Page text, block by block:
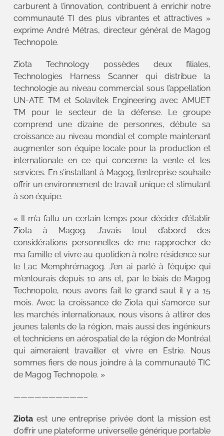
carburent à l’innovation, contribuent à enrichir notre
communauté TI des plus vibrantes et attractives »
exprime André Métras, directeur général de Magog
Technopole.
Ziota Technology possèdes deux filiales,
Technologies Harness Scanner qui distribue la
technologie au niveau commercial sous l’appellation
UN-ATE TM et Solavitek Engineering avec AMUET
TM pour le secteur de la défense. Le groupe
comprend une dizaine de personnes, débute sa
croissance au niveau mondial et compte maintenant
augmenter son équipe locale pour la production et
internationale en ce qui concerne la vente et les
services. En s’installant à Magog, l’entreprise souhaite
offrir un environnement de travail unique et stimulant
à son équipe.
« Il m’a fallu un certain temps pour décider d’établir
Ziota à Magog. J’avais tout d’abord des
considérations personnelles de me rapprocher de
ma famille et vivre au quotidien à notre résidence sur
le Lac Memphrémagog. J’en ai parlé à l’équipe qui
m’entourais depuis 10 ans et, par le biais de Magog
Technopole, nous avons fait le grand saut il y a 15
mois. Avec la croissance de Ziota qui s’amorce sur
les marchés internationaux, nous visons à attirer des
jeunes talents de la région, mais aussi des ingénieurs
et techniciens en aérospatial de la région de Montréal
qui aimeraient travailler et vivre en Estrie. Nous
sommes fiers de nous joindre à la communauté TIC
de Magog Technopole. »
——————————–
Ziotaest une entreprise privée dont la mission est
d’offrir une plateforme universelle générique portable